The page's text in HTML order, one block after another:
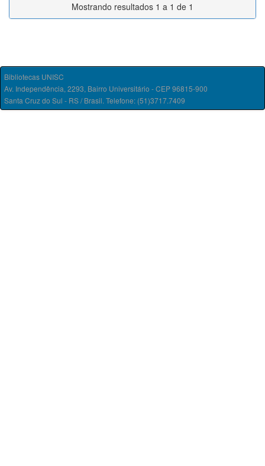
Mostrando resultados 1 a 1 de 1
Bibliotecas UNISC
Av. Independência, 2293, Bairro Universitário - CEP 96815-900
Santa Cruz do Sul - RS / Brasil. Telefone: (51)3717.7409